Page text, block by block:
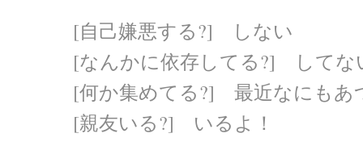
[自己嫌悪する?] しない
[なんかに依存してる?] してな
[何か集めてる?] 最近なにもあ
[親友いる?] いるよ！